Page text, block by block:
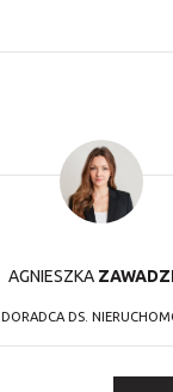
AGNIESZKA
DORADCA DS.